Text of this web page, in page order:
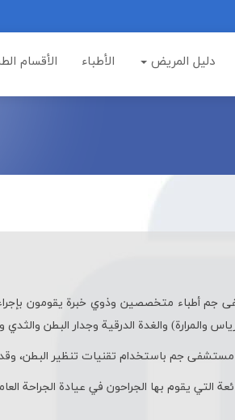
دليل المريض الأطباء الأقسام
جم أطباء متخصصين وذوي خبرة يقومون
والمرارة) والغدة الدرقية وجدار البطن والثدي
جم باستخدام تقنيات تنظير البطن، وقد
التي يقوم بها الجراحون في عيادة الجراحة